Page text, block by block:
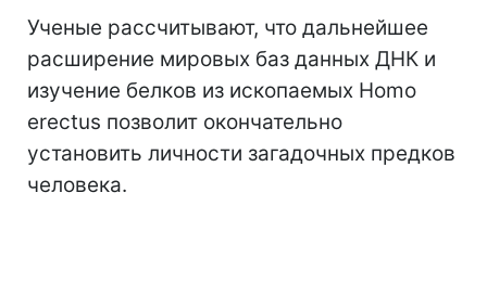
Ученые рассчитывают, что дальнейшее
расширение мировых баз данных ДНК и
изучение белков из ископаемых Homo
erectus позволит окончательно
установить личности загадочных предков
человека.